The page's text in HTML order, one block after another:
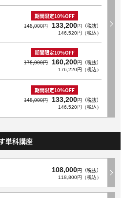
期間限定10％OFF
148,000円 133,200円（税抜）
146,520円（税込）
期間限定10％OFF
178,000円 160,200円（税抜）
176,220円（税込）
期間限定10％OFF
148,000円 133,200円（税抜）
146,520円（税込）
単科講座
108,000円（税抜）
118,800円（税込）